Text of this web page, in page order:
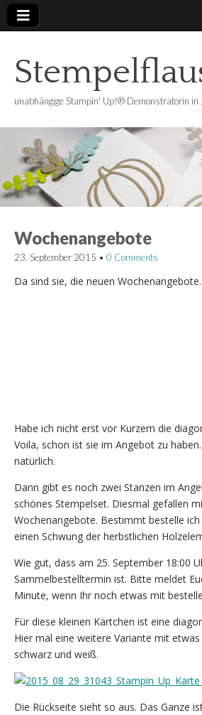
unabhängige Stampin' Up!® Demonstratorin in
Wochenangebote
23. September 2015 • 0 Comments
Da sind sie, die neuen Wochenangebote.
Habe ich nicht erst vor Kurzem die
Voila, schon ist sie im Angebot zu
natürlich.
Dann gibt es noch zwei Stanzen im
schönes Stempelset. Diesmal gefallen
Wochenangebote. Bestimmt bestelle
einen Schwung der herbstlichen
Wie gut, dass am 25. September 18:00
Sammelbestelltermin ist. Bitte meldet
Minute, wenn Ihr noch etwas mit
Für diese kleinen Kärtchen ist eine
Hier mal eine weitere Variante mit
schwarz und weiß.
Die Rückseite sieht so aus. Das Ganze